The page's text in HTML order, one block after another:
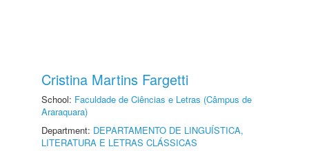
Cristina Martins Fargetti
School: Faculdade de Ciências e Letras (Câmpus de
Araraquara)
Department: DEPARTAMENTO DE LINGUÍSTICA,
LITERATURA E LETRAS CLÁSSICAS